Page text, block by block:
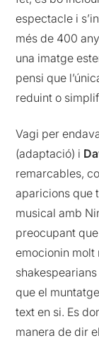
espectacle i
més de 400
una imatge
pensi que
reduint o
Vagi per
(adaptació) i
remarcables,
aparicions que
musical amb
preocupant
emocionin molt
que el
text en si. Es
manera de dir